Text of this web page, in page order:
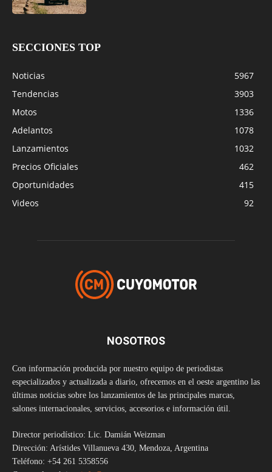
SECCIONES TOP
Noticias
5967
Tendencias
3903
Motos
1336
Adelantos
1078
Lanzamientos
1032
Precios Oficiales
462
Oportunidades
415
Videos
92
NOSOTROS
Con información producida por nuestro equipo de periodistas
especializados y actualizada a diario, ofrecemos en el oeste argentino las
últimas noticias sobre los lanzamientos de las principales marcas,
salones internacionales, servicios, accesorios e información útil.
Director periodístico: Lic. Damián Weizman
Dirección: Arístides Villanueva 430, Mendoza, Argentina
Teléfono: +54 261 5358556